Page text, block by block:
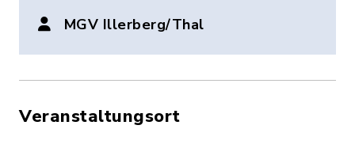
MGV Illerberg/Thal
Veranstaltungsort